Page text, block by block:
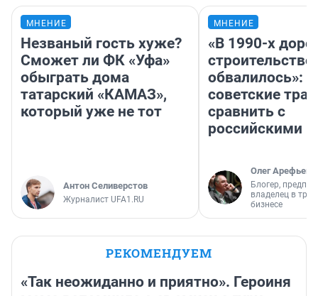
МНЕНИЕ
Незваный гость хуже?
Сможет ли ФК «Уфа»
обыграть дома
татарский «КАМАЗ»,
который уже не тот
Антон Селиверстов
Журналист UFA1.RU
МНЕНИЕ
«В 1990-х
строительство
обвалилось»:
советские
сравнить с
российскими
Олег Арефьев
Блогер,
владелец в
бизнесе
РЕКОМЕНДУЕМ
«Так неожиданно и приятно». Героиня